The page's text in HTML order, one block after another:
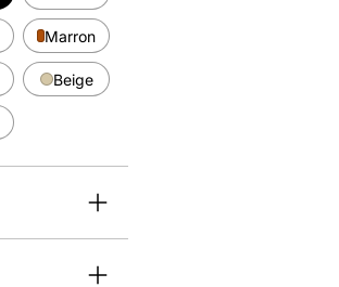
Marron
Beige